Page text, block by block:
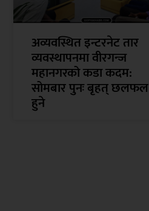
अव्यवस्थित इन्टरनेट तार
व्यवस्थापनमा वीरगन्ज
महानगरको कडा कदम:
सोमबार पुनः बृहत् छलफल
हुने